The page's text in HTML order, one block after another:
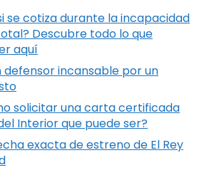
se cotiza durante la incapacidad
Descubre todo lo que
aquí
defensor incansable por un
solicitar una carta certificada
Interior que puede ser?
exacta de estreno de El Rey